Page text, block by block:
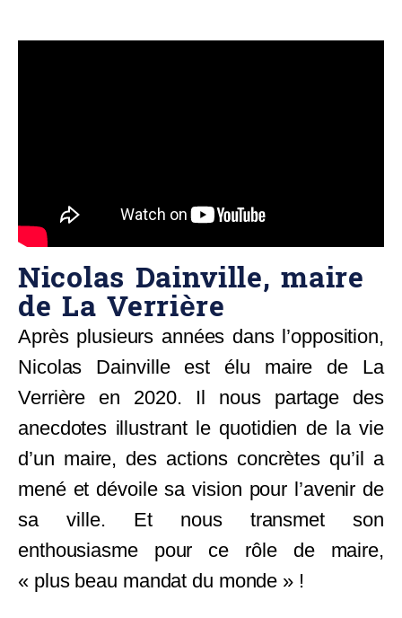
Nicolas Dainville, maire
de La Verrière
Après plusieurs années dans l’opposition,
Nicolas Dainville est élu maire de La
Verrière en 2020. Il nous partage des
anecdotes illustrant le quotidien de la vie
d’un maire, des actions concrètes qu’il a
mené et dévoile sa vision pour l’avenir de
sa ville. Et nous transmet son
enthousiasme pour ce rôle de maire,
« plus beau mandat du monde » !